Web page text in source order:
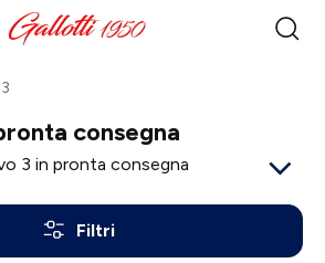
consegna
3 in pronta consegna
Filtri